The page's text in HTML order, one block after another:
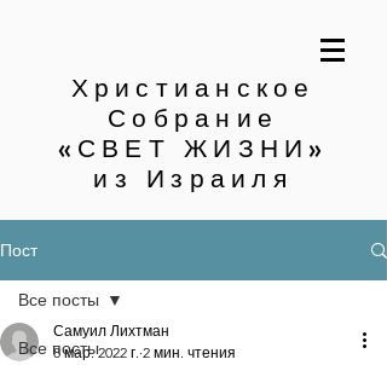
Христианское
Собрание
«СВЕТ ЖИЗНИ»
из Израиля
Пост
Все посты
Все посты
Самуил Лихтман
8 мар. 2022 г. 2 мин. чтения